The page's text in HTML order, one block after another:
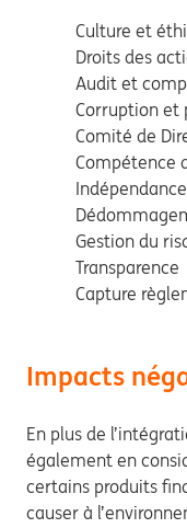
Culture et
Droits des
Audit et
Corruption et
Comité de
Compétence
Indépendance
Gestion du
Transparence
Capture
Impacts
En plus de
également en
certains produits
causer à